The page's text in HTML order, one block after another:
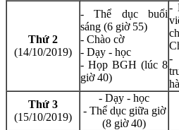
Thứ 2
(14/10/2019)
- Thể dục buổi
sáng (6 giờ 55)
- Chào cờ
- Dạy - học
- Họp BGH (lúc 8
giờ 40)
-
-
Thứ 3
(15/10/2019)
- Dạy - học
- Thể dục giữa giờ
(8 giờ 40)